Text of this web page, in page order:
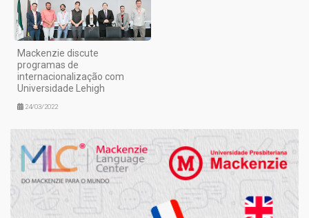
Mackenzie discute
programas de
internacionalização com
Universidade Lehigh
24/03/2022